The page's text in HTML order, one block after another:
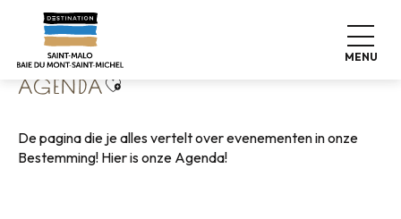
contenu
principal
MENU
Home Wonen zoals thuis
AGENDAAjouter aux favoris
De pagina die je alles vertelt over evenementen in onze
Bestemming! Hier is onze Agenda!